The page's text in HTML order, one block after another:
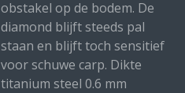
obstakel op de bodem. De
diamond blijft steeds pal
staan en blijft toch sensitief
voor schuwe carp. Dikte
titanium steel 0.6 mm